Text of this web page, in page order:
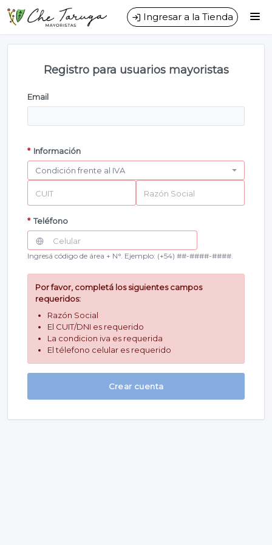
Desarrollo de productos en cerámica.
Ingresar a la Tienda
QUIÉNES SOMOS
CONTACTO
Registro para usuarios mayoristas
Email
* Información
CUIT Razón Social
* Teléfono
Celular
Ingresá código de área + N°. Ejemplo: (+54) ##-####-####.
Por favor, completá los siguientes campos
requeridos:
Razón Social
El CUIT/DNI es requerido
La condicion iva es requerida
El télefono celular es requerido
Crear cuenta